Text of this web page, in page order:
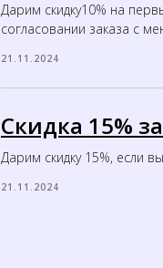
Дарим скидку10% на
согласовании заказа с
21.11.2024
Скидка 15%
Дарим скидку 15%, если
21.11.2024